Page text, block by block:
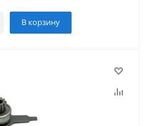
В корзину